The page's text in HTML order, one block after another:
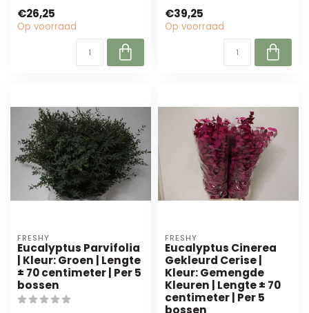
en event ...
€26,25
Op voorraad
€39,25
Op voorraad
FRESHY
Eucalyptus Parvifolia
| Kleur: Groen | Lengte
± 70 centimeter | Per 5
bossen
FRESHY
Eucalyptus Cinerea
Gekleurd Cerise |
Kleur: Gemengde
Kleuren | Lengte ± 70
centimeter | Per 5
bossen